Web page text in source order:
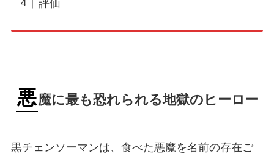
評価
悪魔に最も恐れられる地獄のヒーロー
黒チェンソーマンは、食べた悪魔を名前の存在ご